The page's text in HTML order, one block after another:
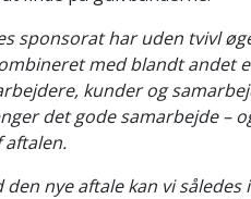
sponsorat har uden tvivl
med blandt andet
kunder og
det gode samarbejde –
aftalen.
den nye aftale kan vi